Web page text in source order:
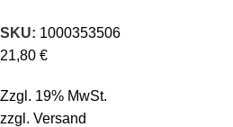
SKU: 1000353506
21,80 €
Zzgl. 19% MwSt.
zzgl. Versand